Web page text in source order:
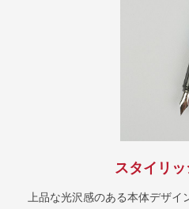
スタイリ
上品な光沢感のある本体デザ